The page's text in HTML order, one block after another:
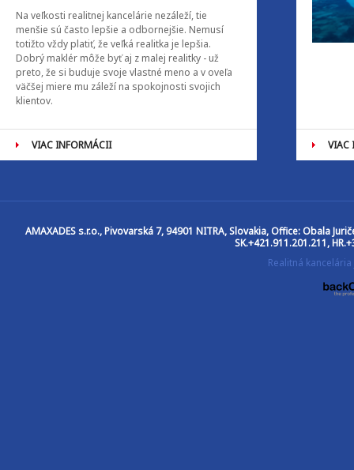
Na veľkosti realitnej kancelárie nezáleží, tie
menšie sú často lepšie a odbornejšie. Nemusí
totižto vždy platiť, že veľká realitka je lepšia.
Dobrý maklér môže byť aj z malej realitky - už
preto, že si buduje svoje vlastné meno a v oveľa
väčšej miere mu záleží na spokojnosti svojich
klientov.
VIAC INFORMÁCII VIAC
AMAXADES s.r.o., Pivovarská 7, 94901 NITRA, Slovakia, Office: Obala
SK.+421.911.201.211,
Realitná